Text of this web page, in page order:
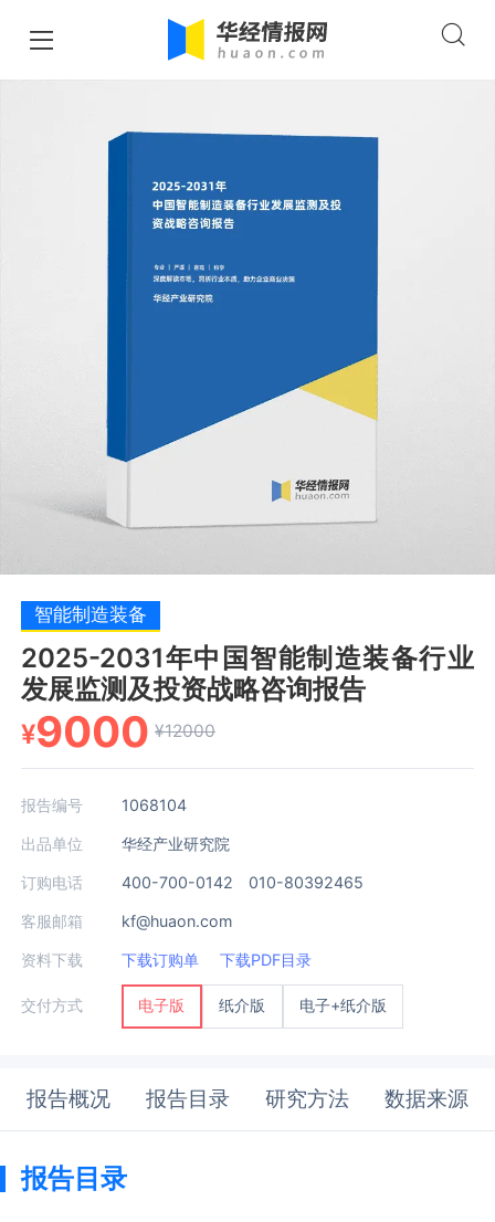
智能制造装备
2025-2031年中国智能制造装备行业
发展监测及投资战略咨询报告
¥9000 ¥12000
报告编号 1068104
出品单位 华经产业研究院
订购电话 400-700-0142 010-80392465
客服邮箱 kf@huaon.com
资料下载 下载订购单 下载PDF目录
交付方式 电子版 纸介版 电子+纸介版
报告概况 报告目录 研究方法 数据来源
报告目录